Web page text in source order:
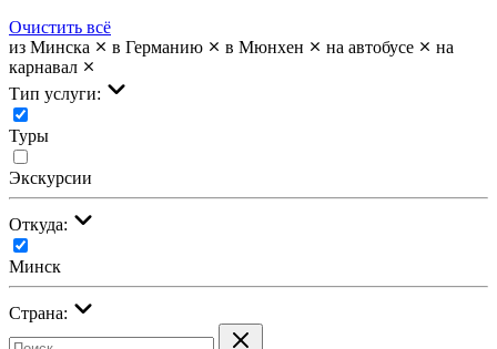
Очистить всё
из Минска
в Германию в Мюнхен на автобусе
на
карнавал
Тип услуги:
Туры
Экскурсии
Откуда:
Минск
Страна: